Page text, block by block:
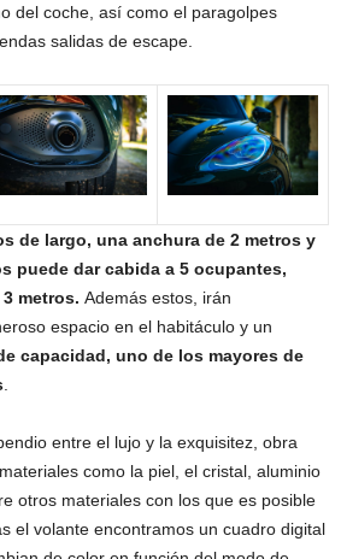
del coche, así como el paragolpes
salidas de escape.
de largo, una anchura de 2 metros y
puede dar cabida a 5 ocupantes,
metros. Además estos, irán
espacio en el habitáculo y un
capacidad, uno de los mayores de
entre el lujo y la exquisitez, obra
como la piel, el cristal, aluminio
otros materiales con los que es posible
el volante encontramos un cuadro digital